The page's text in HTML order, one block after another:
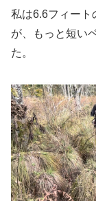
私は6.6フィート
が、もっと短い
た。